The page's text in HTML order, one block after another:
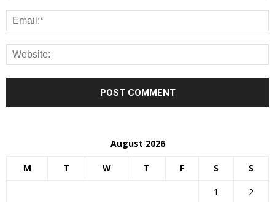
August 2026
M T W T F S S
1
2